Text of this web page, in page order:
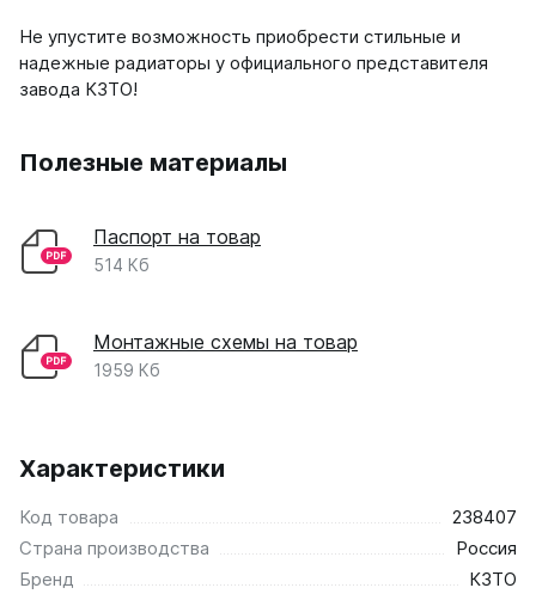
Не упустите возможность приобрести стильные и
надежные радиаторы у официального представителя
завода КЗТО!
Полезные материалы
Паспорт на товар
514 Кб
Монтажные схемы на товар
1959 Кб
Характеристики
Код товара
238407
Страна производства
Россия
Бренд
КЗТО